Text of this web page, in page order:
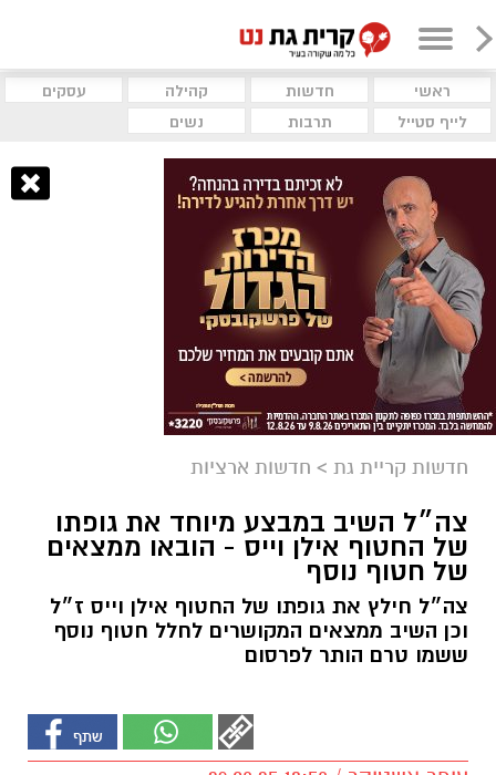
ראשי חדשות קהילה
עסקים
לייף סטייל
תרבות נשים
חדשות קריית גת > חדשות ארציות
צה״ל השיב במבצע מיוחד את גופתו
של החטוף אילן וייס - הובאו ממצאים
של חטוף נוסף
צה״ל חילץ את גופתו של החטוף אילן וייס ז״ל
וכן השיב ממצאים המקושרים לחלל חטוף נוסף
ששמו טרם הותר לפרסום